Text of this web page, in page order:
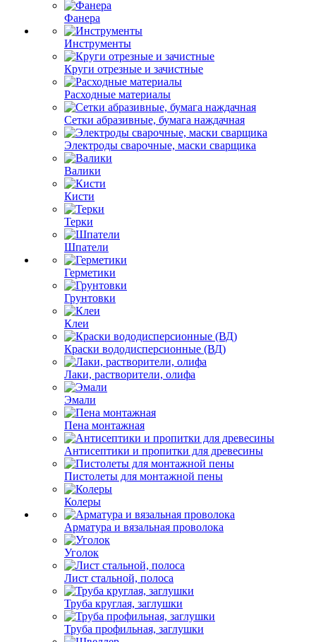
Фанера
Инструменты
Круги отрезные и зачистные
Расходные материалы
Сетки абразивные, бумага наждачная
Электроды сварочные, маски сварщика
Валики
Кисти
Терки
Шпатели
Герметики
Грунтовки
Клеи
Краски вододисперсионные (ВД)
Лаки, растворители, олифа
Эмали
Пена монтажная
Антисептики и пропитки для древесины
Пистолеты для монтажной пены
Колеры
Арматура и вязальная проволока
Уголок
Лист стальной, полоса
Труба круглая, заглушки
Труба профильная, заглушки